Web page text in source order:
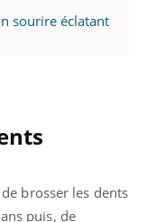
sourire éclatant
brosser les dents
puis, de